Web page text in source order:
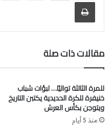
وها هي اليوم تختتم هذا
مقالات ذات صلة
للمرة الثالثة تواليًا… لبؤات شباب
خنيفرة للكرة الحديدية يكتبن التاريخ
ويتوجن بكأس العرش
منذ 5 أيام